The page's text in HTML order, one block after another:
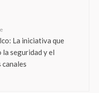
La iniciativa que
seguridad y el